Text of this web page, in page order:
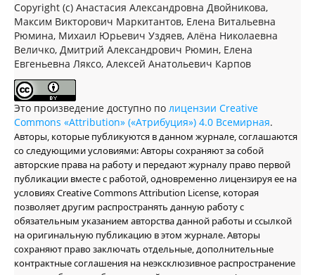
Copyright (c) Анастасия Александровна Двойникова,
Максим Викторович Маркитантов, Елена Витальевна
Рюмина, Михаил Юрьевич Уздяев, Алёна Николаевна
Величко, Дмитрий Александрович Рюмин, Елена
Евгеньевна Ляксо, Алексей Анатольевич Карпов
Это произведение доступно по лицензии Creative
Commons «Attribution» («Атрибуция») 4.0 Всемирная.
Авторы, которые публикуются в данном журнале, соглашаются
со следующими условиями: Авторы сохраняют за собой
авторские права на работу и передают журналу право первой
публикации вместе с работой, одновременно лицензируя ее на
условиях Creative Commons Attribution License, которая
позволяет другим распространять данную работу с
обязательным указанием авторства данной работы и ссылкой
на оригинальную публикацию в этом журнале. Авторы
сохраняют право заключать отдельные, дополнительные
контрактные соглашения на неэксклюзивное распространение